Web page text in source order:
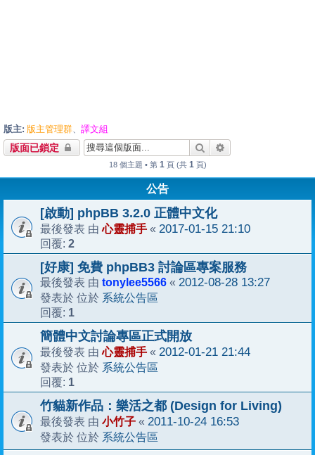
版主: 版主管理群、 譯文組
版面已鎖定 搜尋
18 個主題 • 第 1 頁 (共 1 頁)
公告
[啟動] phpBB 3.2.0 正體中文化
最後發表 由心靈捕手 « 2017-01-15 21:10
回覆: 2
[好康] 免費 phpBB3 討論區專案服務
最後發表 由 tonylee5566 « 2012-08-28 13:27
發表於 位於 系統公告區
回覆: 1
簡體中文討論專區正式開放
最後發表 由心靈捕手 « 2012-01-21 21:44
發表於 位於 系統公告區
回覆: 1
竹貓新作品：樂活之都 (Design for Living)
最後發表 由 小竹子 « 2011-10-24 16:53
發表於 位於 系統公告區